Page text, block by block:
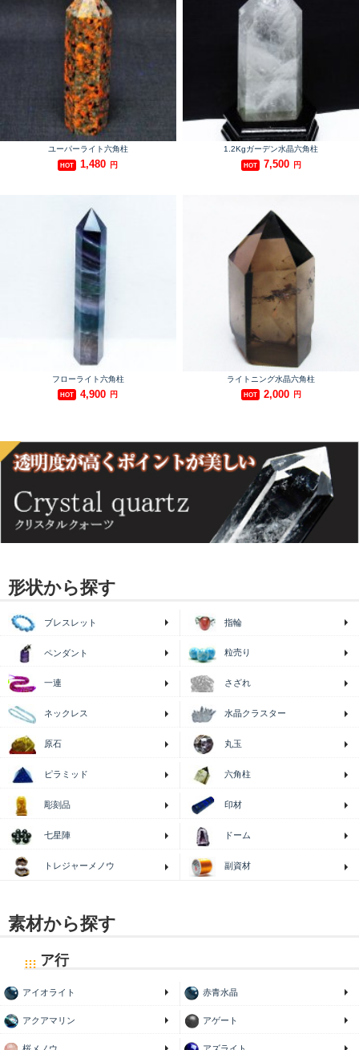
形状から探す
ブレスレット 指輪
ペンダント 粒売り
一連 さざれ
ネックレス 水晶クラスター
原石 丸玉
ピラミッド 六角柱
彫刻品 印材
七星陣 ドーム
トレジャーメノウ 副資材
素材から探す
ア行
アイオライト 赤青水晶
アクアマリン アゲート